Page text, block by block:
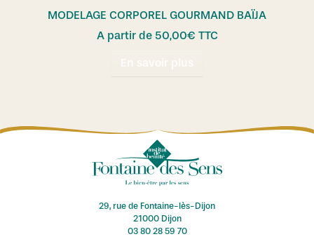
MODELAGE CORPOREL GOURMAND BAÏJA
A partir de 50,00€ TTC
En savoir plus
29, rue de Fontaine-lès-Dijon
21000 Dijon
03 80 28 59 70